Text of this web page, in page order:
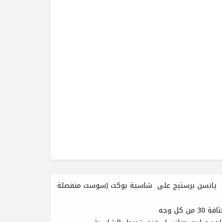
يانسن برستيج على شاسية بوكت (سوست منفصلة